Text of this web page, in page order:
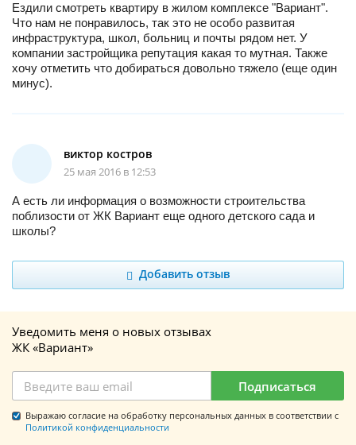
Ездили смотреть квартиру в жилом комплексе "Вариант".
Что нам не понравилось, так это не особо развитая
инфраструктура, школ, больниц и почты рядом нет. У
компании застройщика репутация какая то мутная. Также
хочу отметить что добираться довольно тяжело (еще один
минус).
виктор костров
25 мая 2016 в 12:53
А есть ли информация о возможности строительства
поблизости от ЖК Вариант еще одного детского сада и
школы?
Добавить отзыв
Уведомить меня о новых отзывах
ЖК «Вариант»
Подписаться
Выражаю согласие на обработку персональных данных в соответствии с
Политикой конфиденциальности